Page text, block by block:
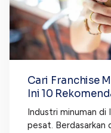
Cari Franchise
Ini 10
Industri minuman di
pesat. Berdasarkan